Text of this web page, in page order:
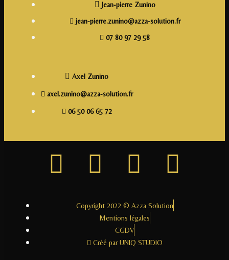
Jean-pierre Zunino
jean-pierre.zunino@azza-solution.fr
07 80 97 29 58
Axel Zunino
axel.zunino@azza-solution.fr
06 50 06 65 72
Copyright 2022 © Azza Solution
Mentions légales
CGDV
Créé par UNIQ STUDIO